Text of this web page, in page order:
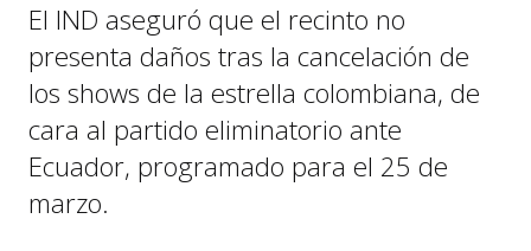
El IND aseguró que el recinto no
presenta daños tras la cancelación de
los shows de la estrella colombiana, de
cara al partido eliminatorio ante
Ecuador, programado para el 25 de
marzo.